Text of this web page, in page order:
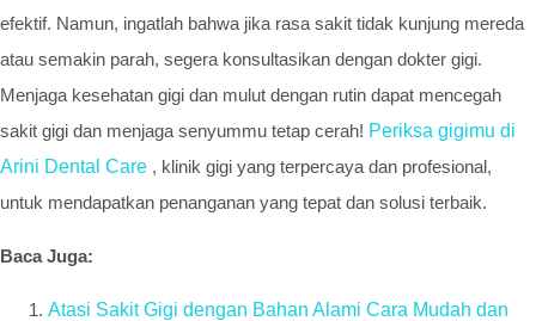
efektif. Namun, ingatlah bahwa jika rasa sakit tidak kunjung mereda
atau semakin parah, segera konsultasikan dengan dokter gigi.
Menjaga kesehatan gigi dan mulut dengan rutin dapat mencegah
sakit gigi dan menjaga senyummu tetap cerah! Periksa gigimu di
Arini Dental Care , klinik gigi yang terpercaya dan profesional,
untuk mendapatkan penanganan yang tepat dan solusi terbaik.
Baca Juga:
Atasi Sakit Gigi dengan Bahan Alami Cara Mudah dan